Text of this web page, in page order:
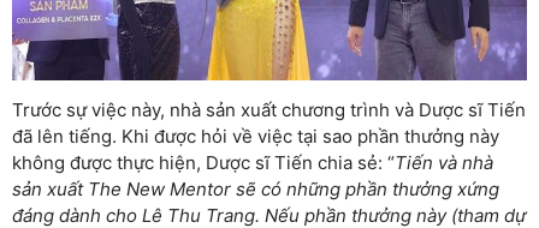
Trước sự việc này, nhà sản xuất chương trình và Dược sĩ Tiến
đã lên tiếng. Khi được hỏi về việc tại sao phần thưởng này
không được thực hiện, Dược sĩ Tiến chia sẻ: “Tiến và nhà
sản xuất The New Mentor sẽ có những phần thưởng xứng
đáng dành cho Lê Thu Trang. Nếu phần thưởng này (tham dự